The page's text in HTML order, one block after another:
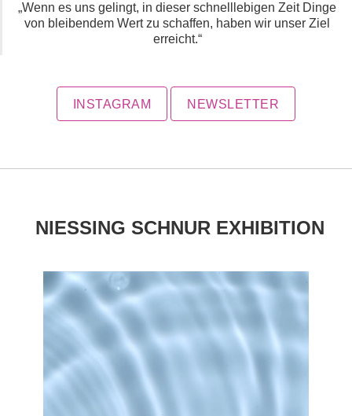
„Wenn es uns gelingt, in dieser schnelllebigen Zeit Dinge
von bleibendem Wert zu schaffen, haben wir unser Ziel
erreicht.“
INSTAGRAM NEWSLETTER
NIESSING SCHNUR EXHIBITION